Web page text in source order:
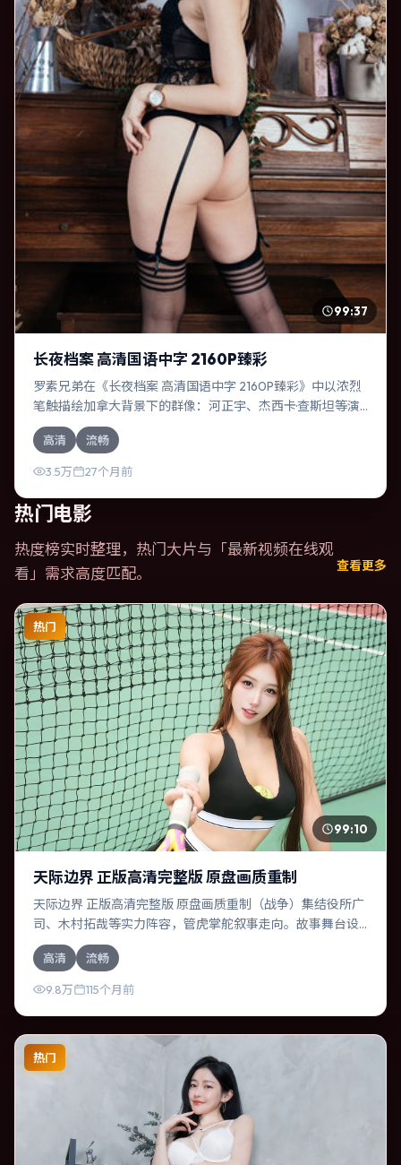
99:37
长夜档案 高清国语中字 2160P臻彩
罗素兄弟在《长夜档案 高清国语中字 2160P臻彩》中以浓烈
笔触描绘加拿大背景下的群像：河正宇、杰西卡·查斯坦等演
员层次丰富。作为一部传记作品，故事从日常裂缝切入，逐
步推向不可逆转的结局；视听语言统一，情感落点克制有
力。
高清 流畅
3.5万 27个月前
热门电影
热度榜实时整理，热门大片与「最新视频在线观
看 」需求高度匹配。 查看更多
热门
99:10
天际边界 正版高清完整版 原盘画质重制
天际边界 正版高清完整版 原盘画质重制（战争）集结役所广
司、木村拓哉等实力阵容，管虎掌舵叙事走向。故事舞台设
定于意大利，围绕一次意外选择展开连锁反应；配乐与色彩
高度服务于主题，结尾留白耐人寻味。
高清 流畅
9.8万 115个月前
热门